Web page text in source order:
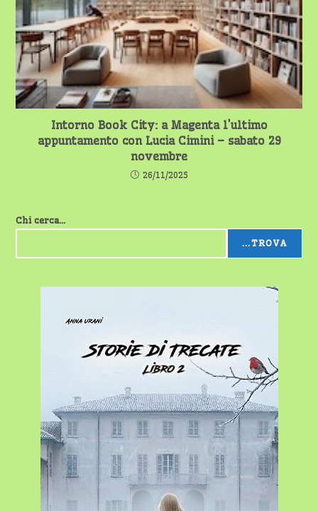
Intorno Book City: a Magenta l’ultimo
appuntamento con Lucia Cimini – sabato 29
novembre
26/11/2025
Chi cerca...
...TROVA